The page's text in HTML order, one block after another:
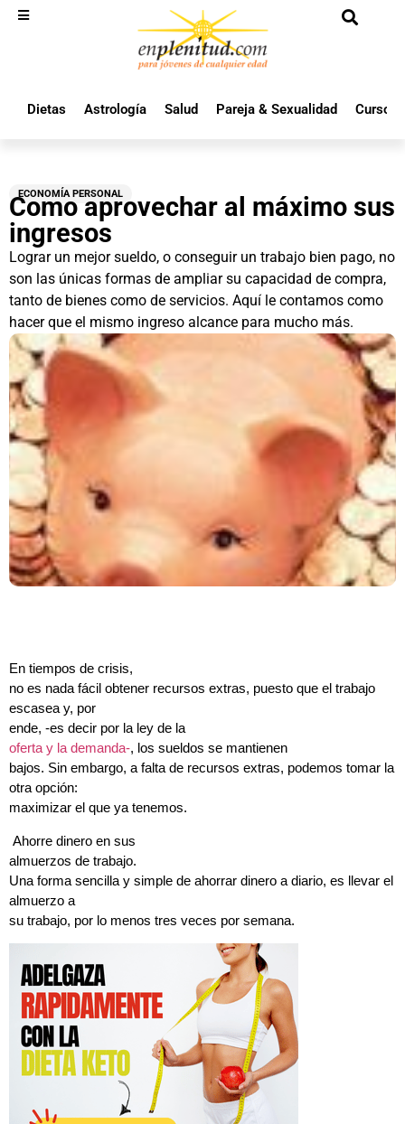
Dietas Astrología Salud Pareja & Sexualidad Cursos
ECONOMÍA PERSONAL
Como aprovechar al máximo sus
ingresos
Lograr un mejor sueldo, o conseguir un trabajo bien pago, no
son las únicas formas de ampliar su capacidad de compra,
tanto de bienes como de servicios. Aquí le contamos como
hacer que el mismo ingreso alcance para mucho más.
En tiempos de crisis,
no es nada fácil obtener recursos extras, puesto que el trabajo
escasea y, por
ende, -es decir por la ley de la
oferta y la demanda-, los sueldos se mantienen
bajos. Sin embargo, a falta de recursos extras, podemos tomar la
otra opción:
maximizar el que ya tenemos.
Ahorre dinero en sus
almuerzos de trabajo.
Una forma sencilla y simple de ahorrar dinero a diario, es llevar el
almuerzo a
su trabajo, por lo menos tres veces por semana.